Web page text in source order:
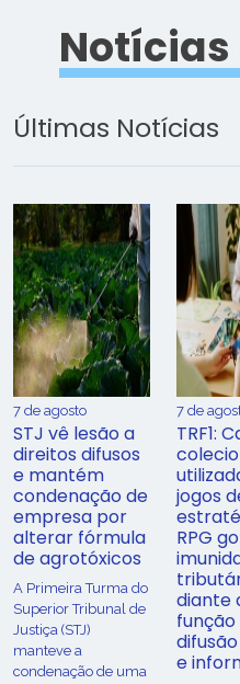
Últimas Notícias
7 de agosto
STJ vê lesão a
direitos difusos
e mantém
condenação de
empresa por
alterar fórmula
de agrotóxicos
​A Primeira Turma do
Superior Tribunal de
Justiça (STJ)
manteve a
condenação de uma
7 de
TRF1:
jogos
RPG
diante
função
e